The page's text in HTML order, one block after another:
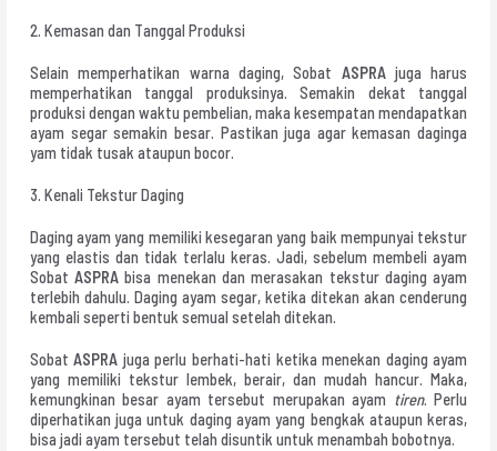
2. Kemasan dan Tanggal Produksi
Selain memperhatikan warna daging, Sobat ASPRAjuga harus
memperhatikan tanggal produksinya. Semakin dekat tanggal
produksi dengan waktu pembelian, maka kesempatan mendapatkan
ayam segar semakin besar. Pastikan juga agar kemasan daginga
yam tidak tusak ataupun bocor.
3. Kenali Tekstur Daging
Daging ayam yang memiliki kesegaran yang baik mempunyai tekstur
yang elastis dan tidak terlalu keras. Jadi, sebelum membeli ayam
SobatASPRA bisa menekan dan merasakan tekstur daging ayam
terlebih dahulu. Daging ayam segar, ketika ditekan akan cenderung
kembali seperti bentuk semual setelah ditekan.
SobatASPRA juga perlu berhati-hati ketika menekan daging ayam
yang memiliki tekstur lembek, berair, dan mudah hancur. Maka,
kemungkinan besar ayam tersebut merupakan ayam tiren. Perlu
diperhatikan juga untuk daging ayam yang bengkak ataupun keras,
bisa jadi ayam tersebut telah disuntik untuk menambah bobotnya.